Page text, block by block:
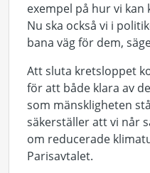
exempel på hur vi
Nu ska också vi i
bana väg för dem,
Att sluta kretsloppet
för att både klara av
som mänskligheten
säkerställer att vi når
om reducerade
Parisavtalet.